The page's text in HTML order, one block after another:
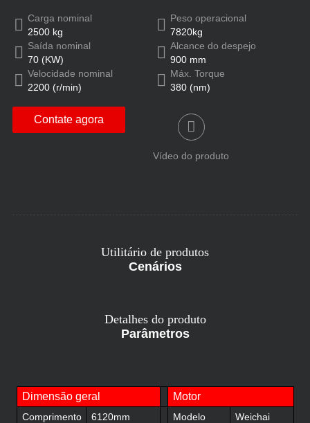
Carga nominal
2500 kg
Peso operacional
7820kg
Saída nominal
70 (KW)
Alcance do despejo
900 mm
Velocidade nominal
2200 (r/min)
Máx. Torque
380 (nm)
Contate agora
Vídeo do produto
Utilitário de produtos
Cenários
Detalhes do produto
Parâmetros
Dimensão geral Motor
Comprimento
6120mm Modelo
Weichai